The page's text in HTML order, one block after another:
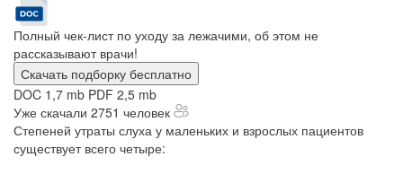
Полный чек-лист по уходу за лежачими, об этом не
рассказывают врачи!
Скачать подборку бесплатно
DOC 1,7 mb PDF 2,5 mb
Уже скачали 2751 человек
Степеней утраты слуха у маленьких и взрослых пациентов
существует всего четыре: